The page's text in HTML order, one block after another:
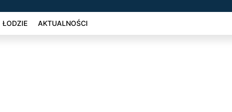
ŁODZIE AKTUALNOŚCI